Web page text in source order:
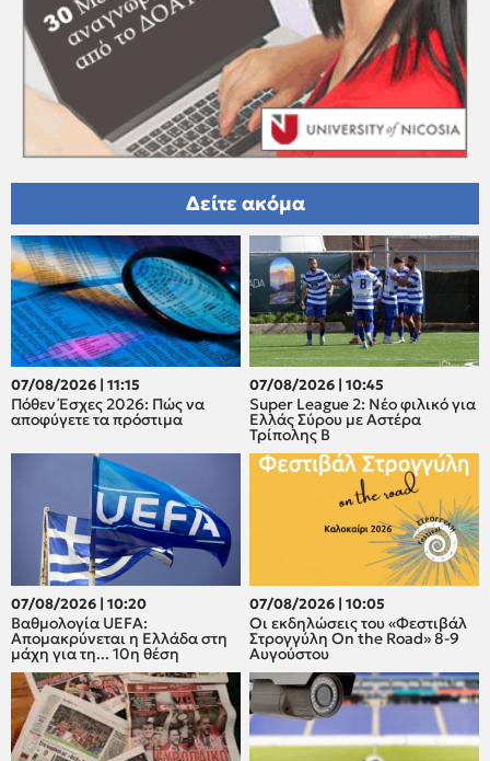
Δείτε ακόμα
07/08/2026 | 11:15
Πόθεν Έσχες 2026: Πώς να
αποφύγετε τα πρόστιμα
07/08/2026 | 10:45
Super League 2: Νέο φιλικό για
Ελλάς Σύρου με Αστέρα
Τρίπολης Β
07/08/2026 | 10:20
Βαθμολογία UEFA:
Απομακρύνεται η Ελλάδα στη
μάχη για τη... 10η θέση
07/08/2026 | 10:05
Οι εκδηλώσεις του «Φεστιβάλ
Στρογγύλη On the Road» 8-9
Αυγούστου